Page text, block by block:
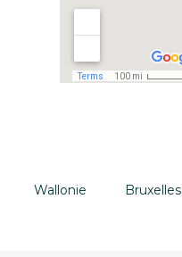
Wallonie Bruxelles